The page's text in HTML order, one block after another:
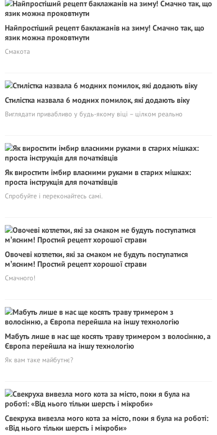
Найпростіший рецепт баклажанів на зиму! Смачно так, що
язик можна проковтнути
Смакота
Стилістка назвала 6 модних помилок, які додають віку
Виглядати привабливо у будь-якому віці – цілком реально
Як виростити імбир власними руками в старих мішках:
проста інструкція для початківців
Спробуйте і переконайтесь самі.
Овочеві котлетки, які за смаком не будуть поступатися
мʼясним! Простий рецепт хорошої страви
Смачного!
Мабуть лише в нас ще косять траву тримером з волосінню, а
Європа перейшла на іншу технологію
Як вам таке майбутнє?
Свекруха вивезла мого кота за місто, поки я була на роботі:
«Від нього тільки шерсть і мікроби»